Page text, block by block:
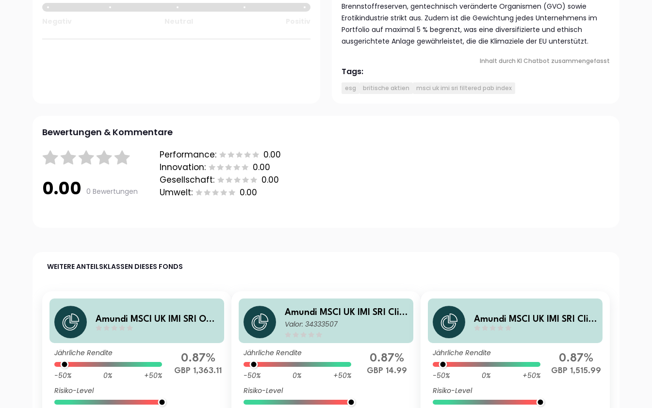
Brennstoffreserven, gentechnisch veränderte Organismen (GVO) sowie
Erotikindustrie strikt aus. Zudem ist die Gewichtung jedes Unternehmens im
Portfolio auf maximal 5 % begrenzt, was eine diversifizierte und ethisch
ausgerichtete Anlage gewährleistet, die die Klimaziele der EU unterstützt.
Inhalt durch KI Chatbot zusammengefasst
Tags:
esg britische aktien msci uk imi sri filtered pab index
Bewertungen & Kommentare
0.00 0 Bewertungen
Performance:
0.00
Innovation:
0.00
Gesellschaft:
0.00
Umwelt:
0.00
WEITERE ANTEILSKLASSEN DIESES FONDS
Amundi MSCI UK IMI SRI OG
Jährliche Rendite
-50% 0%
+50%
Risiko-Level
0.87%
GBP 1,363.11
Amundi MSCI UK IMI SRI Clim
ate Paris Aligned - UCITS ET
Valor: 34333507
Jährliche Rendite
-50% 0%
+50%
Risiko-Level
0.87%
GBP 14.99
Amundi MSCI UK IMI SRI Clim
Jährliche Rendite
-50% 0%
+50%
Risiko-Level
0.87%
GBP 1,515.99